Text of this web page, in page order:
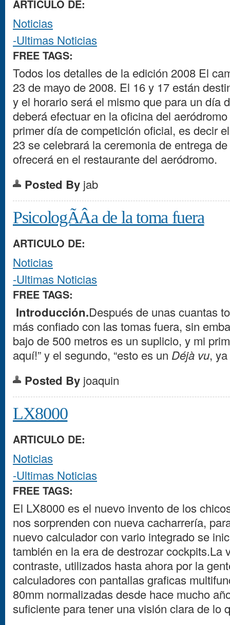
ARTICULO DE:
Noticias
-Ultimas Noticias
FREE TAGS:
Todos los detalles de la edición 2008 El
23 de mayo de 2008. El 16 y 17 están
y el horario será el mismo que para un día
deberá efectuar en la oficina del
primer día de competición oficial, es decir
23 se celebrará la ceremonia de entrega
ofrecerá en el restaurante del aeródromo.
Posted By jab
PsicologÃÂ­a de la toma fuera
ARTICULO DE:
Noticias
-Ultimas Noticias
FREE TAGS:
Introducción.Después de unas cuantas
más confiado con las tomas fuera, sin
bajo de 500 metros es un suplicio, y mi
aquí!” y el segundo, “esto es un Déjà vu,
Posted By joaquin
LX8000
ARTICULO DE:
Noticias
-Ultimas Noticias
FREE TAGS:
El LX8000 es el nuevo invento de los
nos sorprenden con nueva cacharrería,
nuevo calculador con vario integrado se
también en la era de destrozar cockpits.La
contraste, utilizados hasta ahora por la
calculadores con pantallas graficas
80mm normalizadas desde hace mucho
suficiente para tener una visión clara de lo